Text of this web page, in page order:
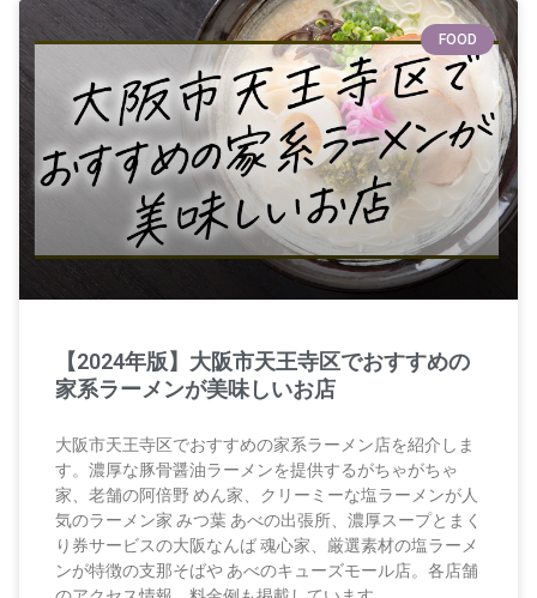
FOOD
【2024年版】大阪市天王寺区でおすすめの
家系ラーメンが美味しいお店
大阪市天王寺区でおすすめの家系ラーメン店を紹介しま
す。濃厚な豚骨醤油ラーメンを提供するがちゃがちゃ
家、老舗の阿倍野 めん家、クリーミーな塩ラーメンが人
気のラーメン家 みつ葉 あべの出張所、濃厚スープとまく
り券サービスの大阪なんば 魂心家、厳選素材の塩ラーメ
ンが特徴の支那そばや あべのキューズモール店。各店舗